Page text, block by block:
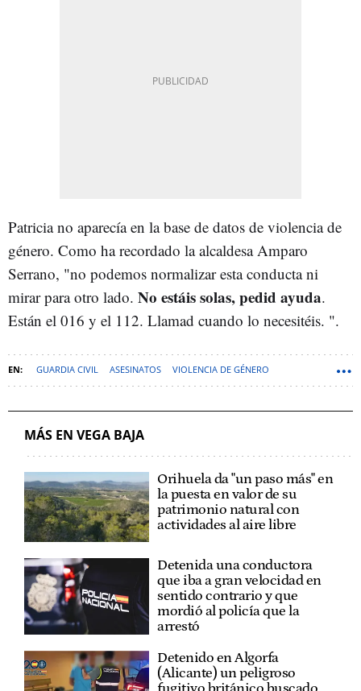
Patricia no aparecía en la base de datos de violencia de
género. Como ha recordado la alcaldesa Amparo
Serrano, "no podemos normalizar esta conducta ni
mirar para otro lado. No estáis solas, pedid ayuda.
Están el 016 y el 112. Llamad cuando lo necesitéis. ".
GUARDIA CIVIL ASESINATOS VIOLENCIA DE GÉNERO
COMUNITAT VALENCIANA
MÁS EN VEGA BAJA
Orihuela da "un paso más" en
la puesta en valor de su
patrimonio natural con
actividades al aire libre
Detenida una conductora
que iba a gran velocidad en
sentido contrario y que
mordió al policía que la
arrestó
Detenido en Algorfa
(Alicante) un peligroso